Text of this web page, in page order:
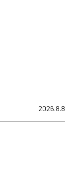
2026.8.8